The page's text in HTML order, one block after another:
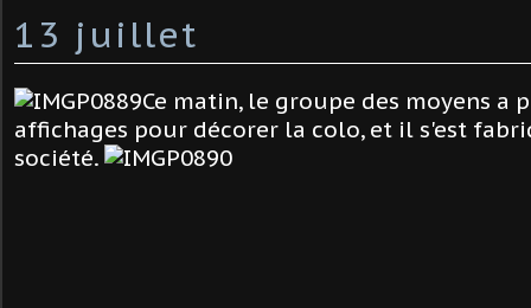
13 juillet
Ce matin, le groupe des moyens a
affichages pour décorer la colo, et il s'est
société.